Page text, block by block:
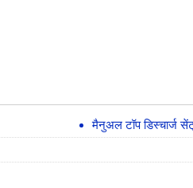
मैनुअल टॉप डिस्चार्ज